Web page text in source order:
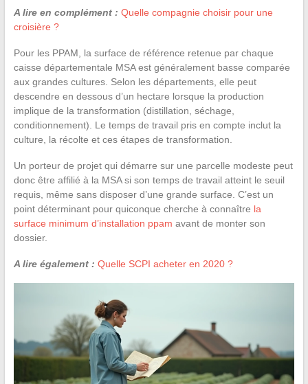
A lire en complément : Quelle compagnie choisir pour une
croisière ?
Pour les PPAM, la surface de référence retenue par chaque
caisse départementale MSA est généralement basse comparée
aux grandes cultures. Selon les départements, elle peut
descendre en dessous d’un hectare lorsque la production
implique de la transformation (distillation, séchage,
conditionnement). Le temps de travail pris en compte inclut la
culture, la récolte et ces étapes de transformation.
Un porteur de projet qui démarre sur une parcelle modeste peut
donc être affilié à la MSA si son temps de travail atteint le seuil
requis, même sans disposer d’une grande surface. C’est un
point déterminant pour quiconque cherche à connaître la
surface minimum d’installation ppam avant de monter son
dossier.
A lire également : Quelle SCPI acheter en 2020 ?